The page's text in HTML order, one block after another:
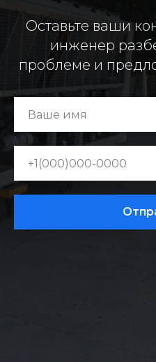
Оставьте ваши
инженер
проблеме и